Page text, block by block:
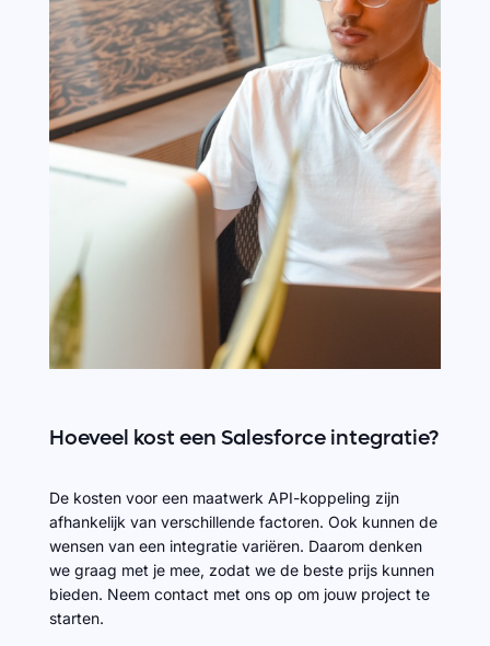
Hoeveel kost een Salesforce integratie?
De kosten voor een maatwerk API-koppeling zijn
afhankelijk van verschillende factoren. Ook kunnen de
wensen van een integratie variëren. Daarom denken
we graag met je mee, zodat we de beste prijs kunnen
bieden. Neem contact met ons op om jouw project te
starten.